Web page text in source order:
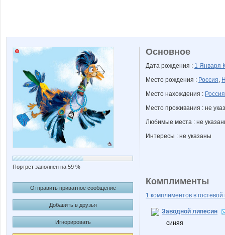
Портрет заполнен на 59 %
Отправить приватное сообщение
Добавить в друзья
Игнорировать
Основное
Дата рождения : 1 Января
Место рождения : Россия,
Место нахождения : Россия
Место проживания : не
Любимые места : не
Интересы : не указаны
Комплименты
1 комплиментов в гостевой
Заводной липесин
синяя